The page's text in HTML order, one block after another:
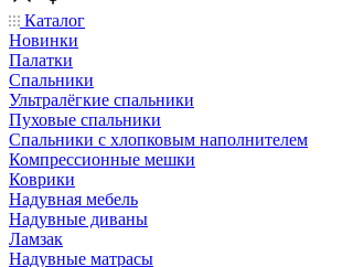
Каталог
Новинки
Палатки
Спальники
Ультралёгкие спальники
Пуховые спальники
Спальники с хлопковым наполнителем
Компрессионные мешки
Коврики
Надувная мебель
Надувные диваны
Ламзак
Надувные матрасы